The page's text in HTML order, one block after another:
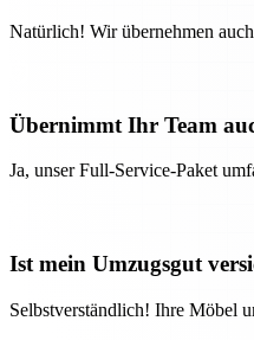
Natürlich! Wir übernehmen
Übernimmt Ihr Team
Ja, unser Full-Service-Paket
Ist mein Umzugsgut
Selbstverständlich! Ihre Möbel